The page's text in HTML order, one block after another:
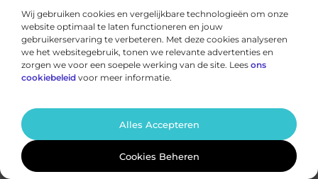
Wij gebruiken cookies en vergelijkbare technologieën om onze
website optimaal te laten functioneren en jouw
gebruikerservaring te verbeteren. Met deze cookies analyseren
we het websitegebruik, tonen we relevante advertenties en
zorgen we voor een soepele werking van de site. Lees ons
cookiebeleid voor meer informatie.
Alles Accepteren
Cookies Beheren
Aanbiedingen
koeltechnische oplossingen
In de huidige tijd, waarin duurzaamheid en
milieuvriendelijkheid steeds belangrijker worden, is het
cruciaal om na te denken over de